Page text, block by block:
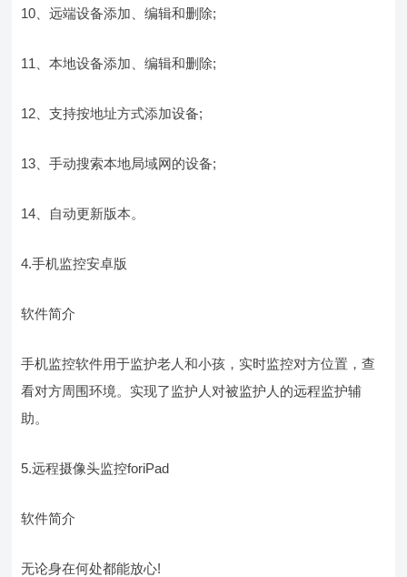
10、远端设备添加、编辑和删除;
11、本地设备添加、编辑和删除;
12、支持按地址方式添加设备;
13、手动搜索本地局域网的设备;
14、自动更新版本。
4.手机监控安卓版
软件简介
手机监控软件用于监护老人和小孩，实时监控对方位置，查
看对方周围环境。实现了监护人对被监护人的远程监护辅
助。
5.远程摄像头监控foriPad
软件简介
无论身在何处都能放心!